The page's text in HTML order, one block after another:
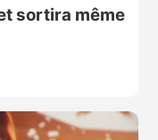
sortira même